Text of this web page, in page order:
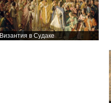
Византия в Судаке